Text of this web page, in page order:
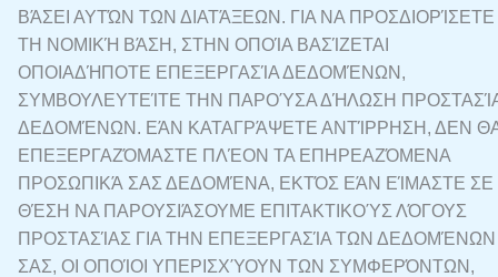
ΒΆΣΕΙ ΑΥΤΏΝ ΤΩΝ ΔΙΑΤΆΞΕΩΝ. ΓΙΑ ΝΑ ΠΡΟΣΔΙΟΡΊΣΕΤΕ
ΤΗ ΝΟΜΙΚΉ ΒΆΣΗ, ΣΤΗΝ ΟΠΟΊΑ ΒΑΣΊΖΕΤΑΙ
ΟΠΟΙΑΔΉΠΟΤΕ ΕΠΕΞΕΡΓΑΣΊΑ ΔΕΔΟΜΈΝΩΝ,
ΣΥΜΒΟΥΛΕΥΤΕΊΤΕ ΤΗΝ ΠΑΡΟΎΣΑ ΔΉΛΩΣΗ
ΔΕΔΟΜΈΝΩΝ. ΕΆΝ ΚΑΤΑΓΡΆΨΕΤΕ ΑΝΤΊΡΡΗΣΗ, ΔΕΝ
ΕΠΕΞΕΡΓΑΖΌΜΑΣΤΕ ΠΛΈΟΝ ΤΑ ΕΠΗΡΕΑΖΌΜΕΝΑ
ΠΡΟΣΩΠΙΚΆ ΣΑΣ ΔΕΔΟΜΈΝΑ, ΕΚΤΌΣ ΕΆΝ ΕΊΜΑΣΤΕ ΣΕ
ΘΈΣΗ ΝΑ ΠΑΡΟΥΣΙΆΣΟΥΜΕ ΕΠΙΤΑΚΤΙΚΟΎΣ ΛΌΓΟΥΣ
ΠΡΟΣΤΑΣΊΑΣ ΓΙΑ ΤΗΝ ΕΠΕΞΕΡΓΑΣΊΑ ΤΩΝ ΔΕΔΟΜΈΝΩΝ
ΣΑΣ, ΟΙ ΟΠΟΊΟΙ ΥΠΕΡΙΣΧΎΟΥΝ ΤΩΝ ΣΥΜΦΕΡΌΝΤΩΝ,